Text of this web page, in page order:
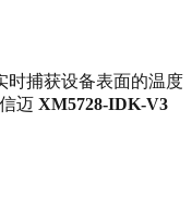
时捕获设备表面的温度
迈 XM5728‑IDK‑V3